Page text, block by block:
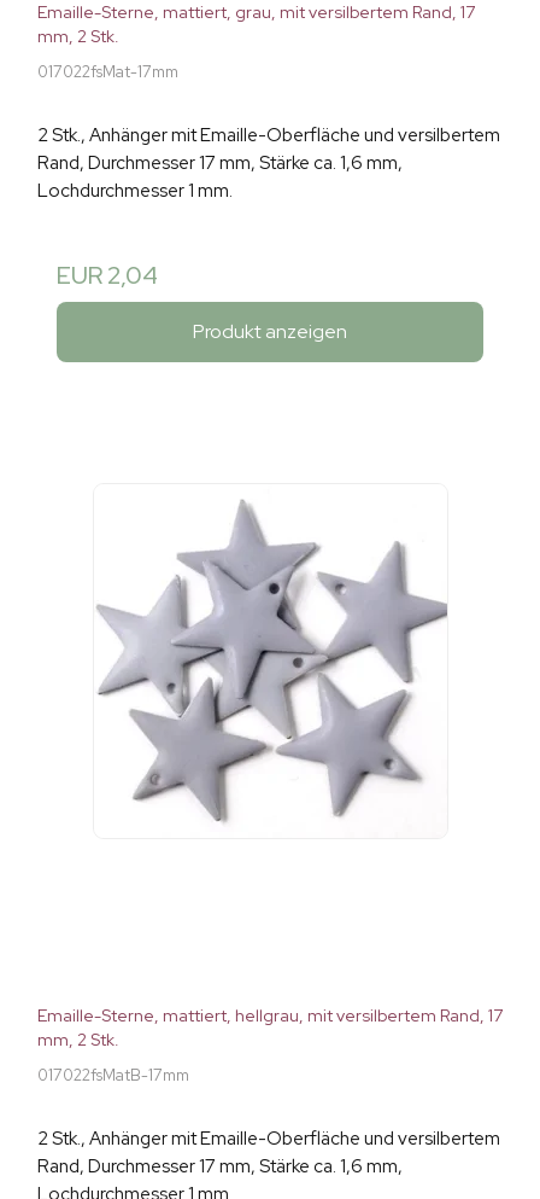
Emaille-Sterne, mattiert, grau, mit versilbertem Rand, 17
mm, 2 Stk.
017022fsMat-17mm
2 Stk., Anhänger mit Emaille-Oberfläche und versilbertem
Rand, Durchmesser 17 mm, Stärke ca. 1,6 mm,
Lochdurchmesser 1 mm.
EUR 2,04
Produkt anzeigen
Emaille-Sterne, mattiert, hellgrau, mit versilbertem Rand, 17
mm, 2 Stk.
017022fsMatB-17mm
2 Stk., Anhänger mit Emaille-Oberfläche und versilbertem
Rand, Durchmesser 17 mm, Stärke ca. 1,6 mm,